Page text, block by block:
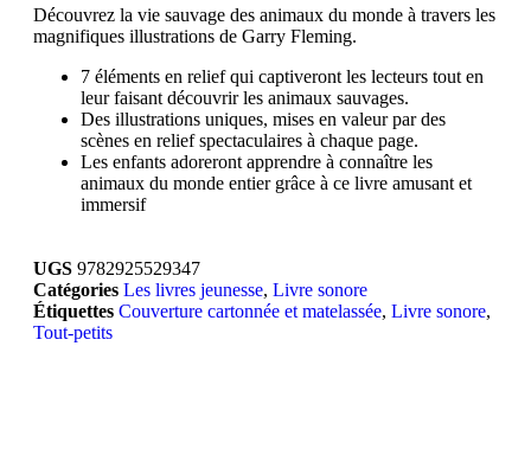
Découvrez la vie sauvage des animaux du monde à travers les
magnifiques illustrations de Garry Fleming.
7 éléments en relief qui captiveront les lecteurs tout en
leur faisant découvrir les animaux sauvages.
Des illustrations uniques, mises en valeur par des
scènes en relief spectaculaires à chaque page.
Les enfants adoreront apprendre à connaître les
animaux du monde entier grâce à ce livre amusant et
immersif
UGS 9782925529347
Catégories Les livres jeunesse, Livre sonore
Étiquettes Couverture cartonnée et matelassée, Livre sonore,
Tout-petits